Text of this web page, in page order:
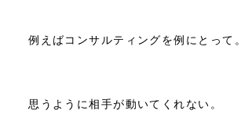
例えばコンサルティングを例にとって。
思うように相手が動いてくれない。